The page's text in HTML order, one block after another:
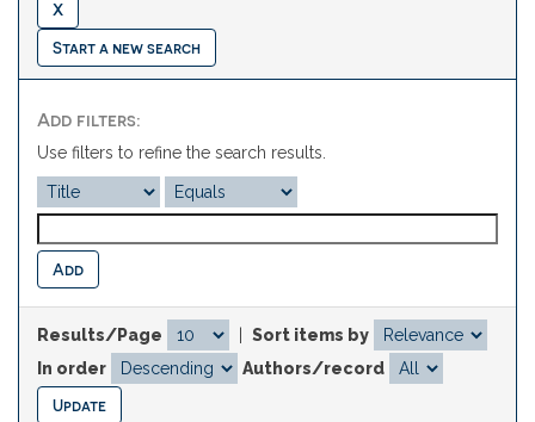
Start a new search
Add filters:
Use filters to refine the search results.
Results/Page
Sort items by
In order
Authors/record